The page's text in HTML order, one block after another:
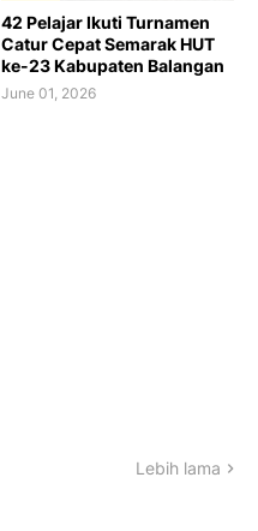
42 Pelajar Ikuti Turnamen
Catur Cepat Semarak HUT
ke-23 Kabupaten Balangan
June 01, 2026
Lebih lama